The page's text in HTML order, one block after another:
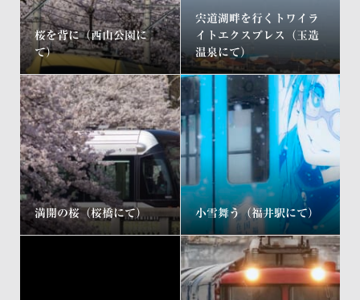
桜を背に（西山公園に
て）
宍道湖畔を行くトワイラ
イトエクスプレス（玉造
温泉にて）
満開の桜（桜橋にて） 小雪舞う（福井駅にて）